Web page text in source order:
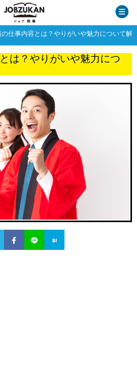
の仕事内容とは？やりがいや魅力について解
は？やりがいや魅力につ